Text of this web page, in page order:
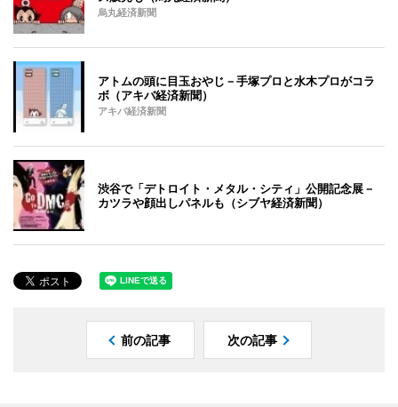
烏丸経済新聞
アトムの頭に目玉おやじ－手塚プロと水木プロがコラ
ボ（アキバ経済新聞）
アキバ経済新聞
渋谷で「デトロイト・メタル・シティ」公開記念展－
カツラや顔出しパネルも（シブヤ経済新聞）
前の記事 次の記事